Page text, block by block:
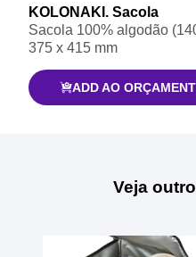
KOLONAKI. Sacola
Sacola 100% algodão
375 x 415 mm
ADD AO
Veja